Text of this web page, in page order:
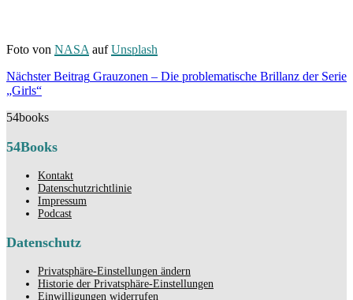
Foto von NASA aufUnsplash
Beitragsnavigation
Nächster Beitrag Grauzonen – Die problematische Brillanz der Serie
„Girls“Nächster
54books
54Books
Kontakt
Datenschutzrichtlinie
Impressum
Podcast
Datenschutz
Privatsphäre-Einstellungen ändern
Historie der Privatsphäre-Einstellungen
Einwilligungen widerrufen